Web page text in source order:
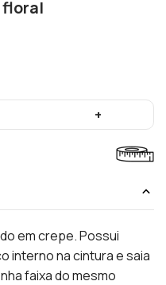
floral
+
em crepe. Possui
interno na cintura e saia
faixa do mesmo